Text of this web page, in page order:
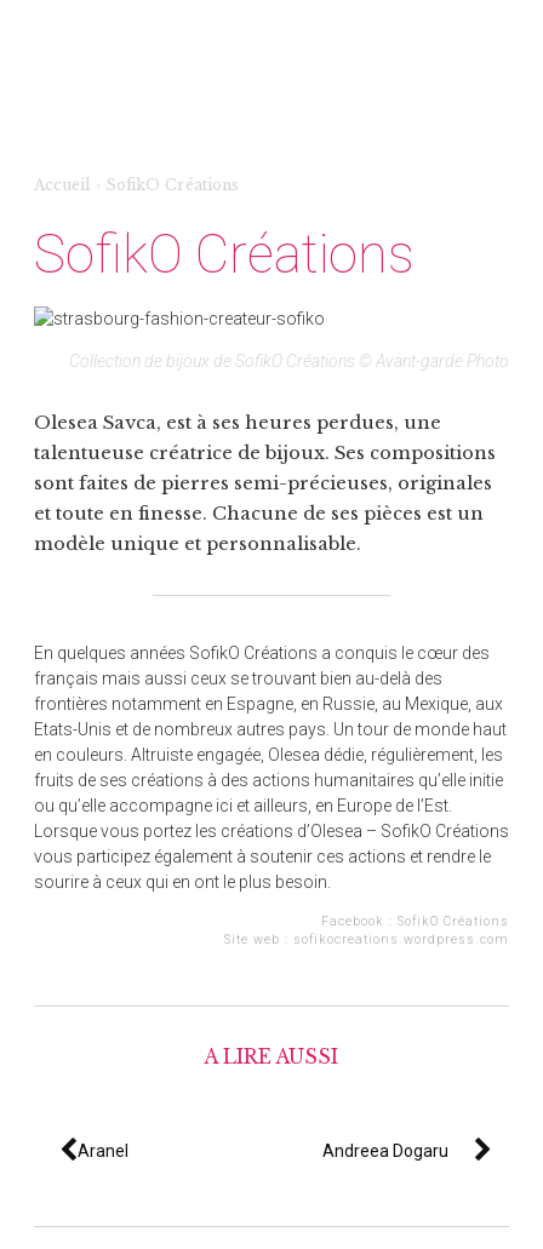
Accueil › SofikO Créations
SofikO Créations
Collection de bijoux de SofikO Créations © Avant-garde Photo
Olesea Savca, est à ses heures perdues, une
talentueuse créatrice de bijoux. Ses compositions
sont faites de pierres semi-précieuses, originales
et toute en finesse. Chacune de ses pièces est un
modèle unique et personnalisable.
En quelques années SofikO Créations a conquis le cœur des
français mais aussi ceux se trouvant bien au-delà des
frontières notamment en Espagne, en Russie, au Mexique, aux
Etats-Unis et de nombreux autres pays. Un tour de monde haut
en couleurs. Altruiste engagée, Olesea dédie, régulièrement, les
fruits de ses créations à des actions humanitaires qu’elle initie
ou qu’elle accompagne ici et ailleurs, en Europe de l’Est.
Lorsque vous portez les créations d’Olesea – SofikO Créations
vous participez également à soutenir ces actions et rendre le
sourire à ceux qui en ont le plus besoin.
Facebook : SofikO Créations
Site web : sofikocreations.wordpress.com
A LIRE AUSSI
Aranel Andreea Dogaru